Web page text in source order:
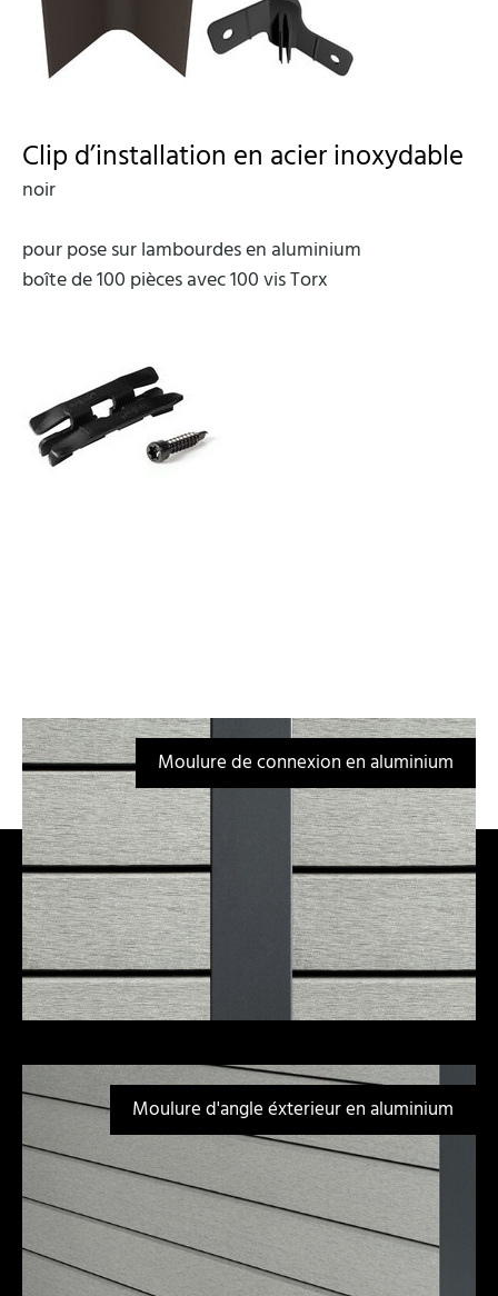
Clip d’installation en acier inoxydable
noir
pour pose sur lambourdes en aluminium
boîte de 100 pièces avec 100 vis Torx